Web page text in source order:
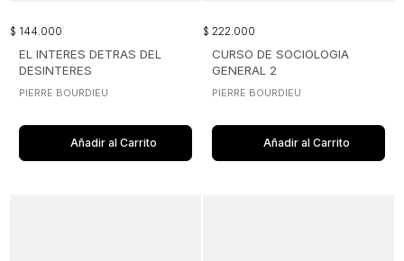
$ 144.000
EL INTERES DETRAS DEL
DESINTERES
PIERRE BOURDIEU
Añadir al Carrito
$ 222.000
CURSO DE SOCIOLOGIA
GENERAL 2
PIERRE BOURDIEU
Añadir al Carrito